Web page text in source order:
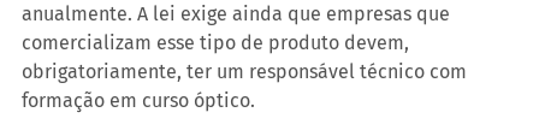
anualmente. A lei exige ainda que empresas que
comercializam esse tipo de produto devem,
obrigatoriamente, ter um responsável técnico com
formação em curso óptico.